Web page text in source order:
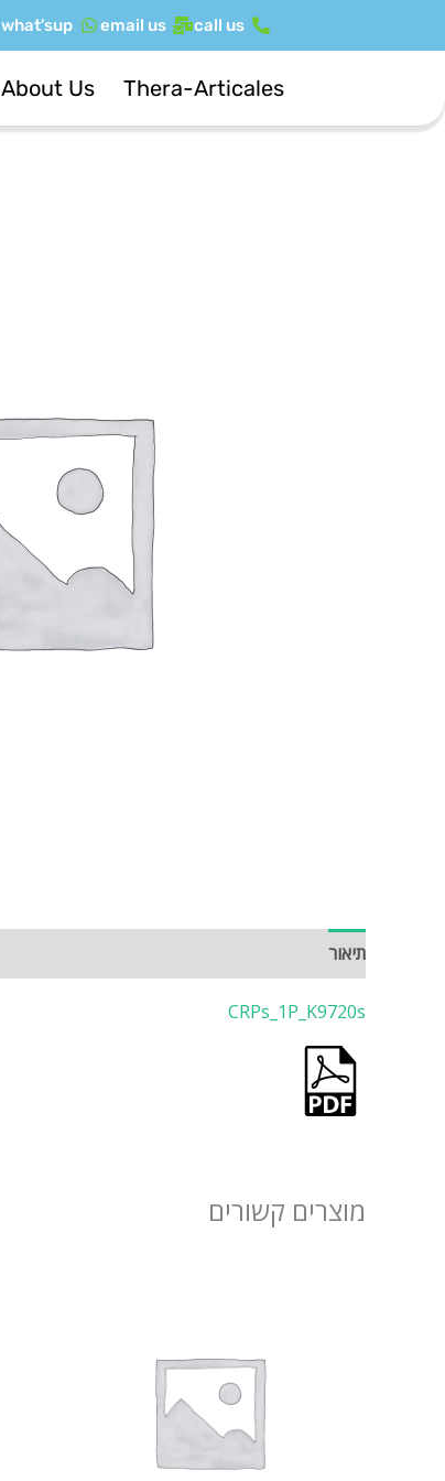
לתוכן
call us
email us
what'sup
Thera-Articales
About Us
תיאור
CRPs_1P_K9720s
מוצרים קשורים